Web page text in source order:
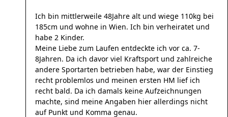
Ich bin mittlerweile 48Jahre alt und wiege 110kg bei
185cm und wohne in Wien. Ich bin verheiratet und
habe 2 Kinder.
Meine Liebe zum Laufen entdeckte ich vor ca. 7-
8Jahren. Da ich davor viel Kraftsport und zahlreiche
andere Sportarten betrieben habe, war der Einstieg
recht problemlos und meinen ersten HM lief ich
recht bald. Da ich damals keine Aufzeichnungen
machte, sind meine Angaben hier allerdings nicht
auf Punkt und Komma genau.